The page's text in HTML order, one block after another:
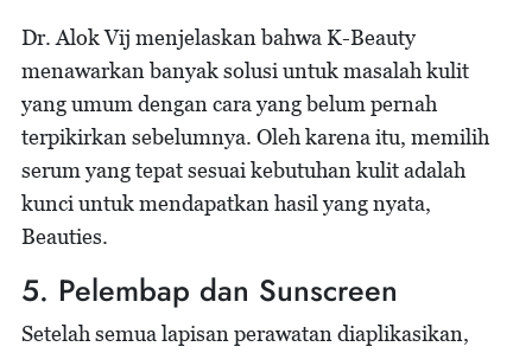
Dr. Alok Vij menjelaskan bahwa K-Beauty
menawarkan banyak solusi untuk masalah kulit
yang umum dengan cara yang belum pernah
terpikirkan sebelumnya. Oleh karena itu, memilih
serum yang tepat sesuai kebutuhan kulit adalah
kunci untuk mendapatkan hasil yang nyata,
Beauties.
5. Pelembap dan Sunscreen
Setelah semua lapisan perawatan diaplikasikan,